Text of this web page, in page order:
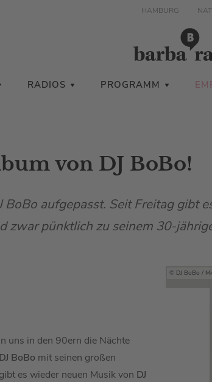
HAMBURG
RADIOS PROGRAMM
von DJ BoBo!
BoBo aufgepasst. Seit Freitag gibt
zwar pünktlich zu seinem 30-
DJ BoBo /
uns in den 90ern die Nächte
DJ BoBo mit seinen großen
es wieder neuen Musik von DJ